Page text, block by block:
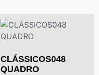
CLÁSSICOS048
QUADRO